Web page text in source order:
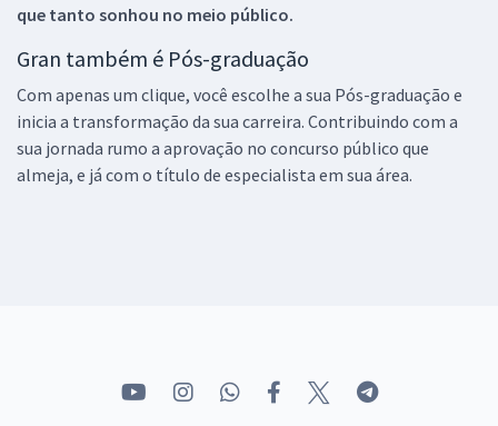
que tanto sonhou no meio público.
Gran também é Pós-graduação
Com apenas um clique, você escolhe a sua Pós-graduação e
inicia a transformação da sua carreira. Contribuindo com a
sua jornada rumo a aprovação no concurso público que
almeja, e já com o título de especialista em sua área.